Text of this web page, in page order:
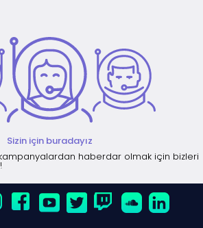
Sizin için buradayız
haberdar olmak için bizleri